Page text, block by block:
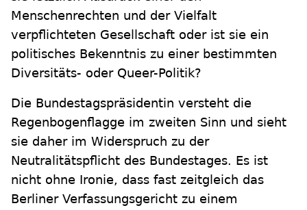
Menschenrechten und der Vielfalt
verpflichteten Gesellschaft oder ist sie ein
politisches Bekenntnis zu einer bestimmten
Diversitäts- oder Queer-Politik?
Die Bundestagspräsidentin versteht die
Regenbogenflagge im zweiten Sinn und sieht
sie daher im Widerspruch zu der
Neutralitätspflicht des Bundestages. Es ist
nicht ohne Ironie, dass fast zeitgleich das
Berliner Verfassungsgericht zu einem